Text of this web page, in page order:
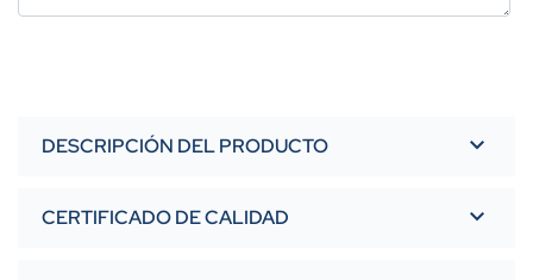
DESCRIPCIÓN DEL PRODUCTO
CERTIFICADO DE CALIDAD